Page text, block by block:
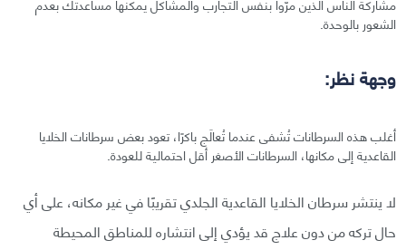
الشعور بالوحدة.
وجهة نظر:
أغلب هذه السرطانات تُشفى عندما تُعالَج باكرًا، تعود بعض سرطانات الخلايا
القاعدية إلى مكانها، السرطانات الأصغر أقل احتمالية للعودة.
لا ينتشر سرطان الخلايا القاعدية الجلدي تقريبًا في غير مكانه، على أي
حال تركه من دون علاج قد يؤدي إلى انتشاره للمناطق المحيطة